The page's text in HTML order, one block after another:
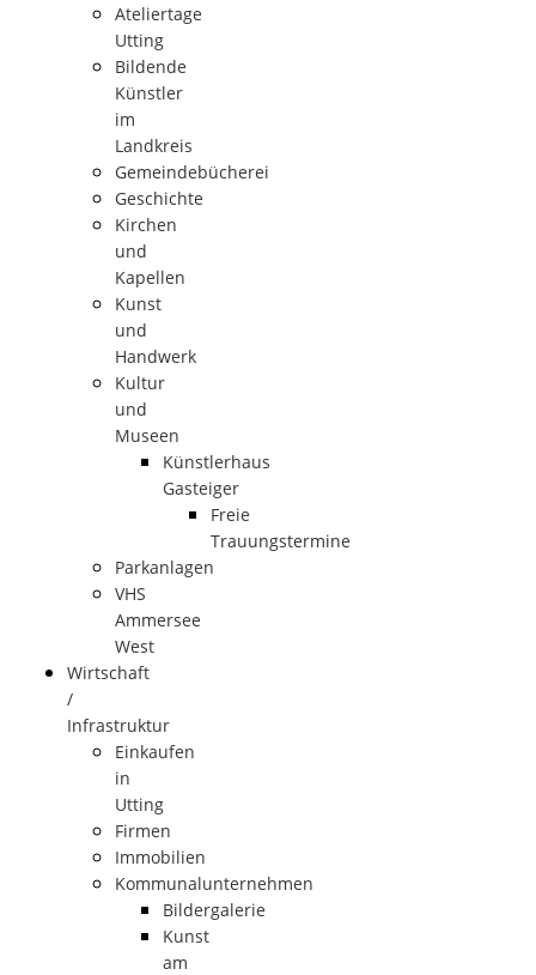
Ateliertage
Utting
Bildende
Künstler
im
Landkreis
Gemeindebücherei
Geschichte
Kirchen
und
Kapellen
Kunst
und
Handwerk
Kultur
und
Museen
Künstlerhaus
Gasteiger
Freie
Trauungstermine
Parkanlagen
VHS
Ammersee
West
Wirtschaft
/
Infrastruktur
Einkaufen
in
Utting
Firmen
Immobilien
Kommunalunternehmen
Bildergalerie
Kunst
am